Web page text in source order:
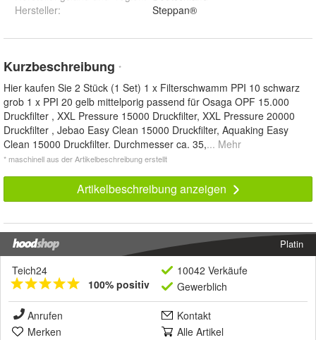
Hersteller: Steppan®
Kurzbeschreibung *
Hier kaufen Sie 2 Stück (1 Set) 1 x Filterschwamm PPI 10 schwarz
grob 1 x PPI 20 gelb mittelporig passend für Osaga OPF 15.000
Druckfilter , XXL Pressure 15000 Druckfilter, XXL Pressure 20000
Druckfilter , Jebao Easy Clean 15000 Druckfilter, Aquaking Easy
Clean 15000 Druckfilter. Durchmesser ca. 35,... Mehr
* maschinell aus der Artikelbeschreibung erstellt
Artikelbeschreibung anzeigen
Platin
Teich24
100% positiv
10042 Verkäufe
Gewerblich
Anrufen
Kontakt
Merken
Alle Artikel